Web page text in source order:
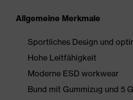
Allgemeine Merkmale
Sportliches Design und
Hohe Leitfähigkeit
Moderne ESD workwear
Bund mit Gummizug und 5